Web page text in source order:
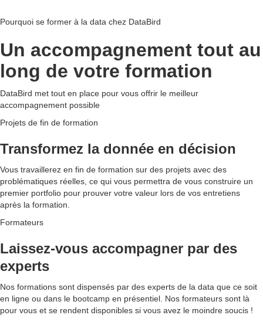
Pourquoi se former à la data chez DataBird
Un accompagnement tout au
long de votre formation
DataBird met tout en place pour vous offrir le meilleur
accompagnement possible
Projets de fin de formation
Transformez la donnée en décision
Vous travaillerez en fin de formation sur des projets avec des
problématiques réelles, ce qui vous permettra de vous construire un
premier portfolio pour prouver votre valeur lors de vos entretiens
après la formation.
Formateurs
Laissez-vous accompagner par des
experts
Nos formations sont dispensés par des experts de la data que ce soit
en ligne ou dans le bootcamp en présentiel. Nos formateurs sont là
pour vous et se rendent disponibles si vous avez le moindre soucis !